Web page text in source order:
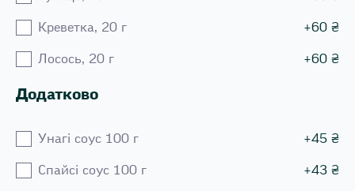
Креветка, 20 г +60 ₴
Лосось, 20 г +60 ₴
Додатково
Унагі соус 100 г +45 ₴
Спайсі соус 100 г +43 ₴